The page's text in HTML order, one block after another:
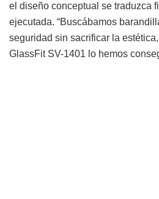
el diseño conceptual se traduzca
ejecutada. “Buscábamos
seguridad sin sacrificar la
GlassFit SV-1401 lo hemos